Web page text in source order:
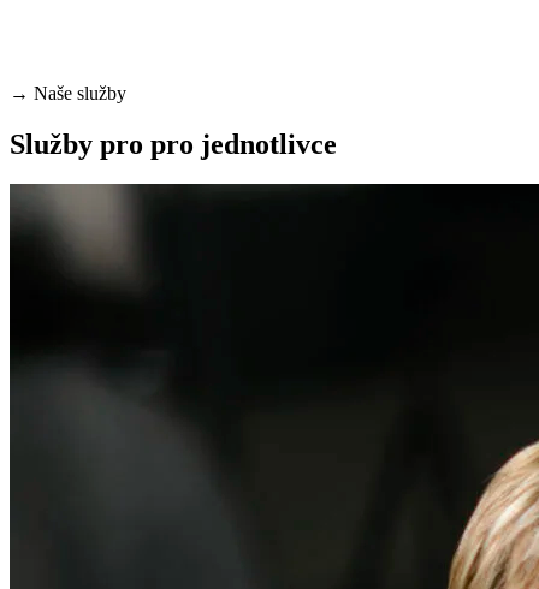
→ Naše služby
Služby pro pro jednotlivce